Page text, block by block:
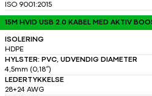
ISO 9001:2015
15M HVID USB 2.0 KABEL MED AKTIV
ISOLERING
HDPE
HYLSTER: PVC, UDVENDIG DIAMETER
4,5mm (0,18″)
LEDERTYKKELSE
28+24 AWG